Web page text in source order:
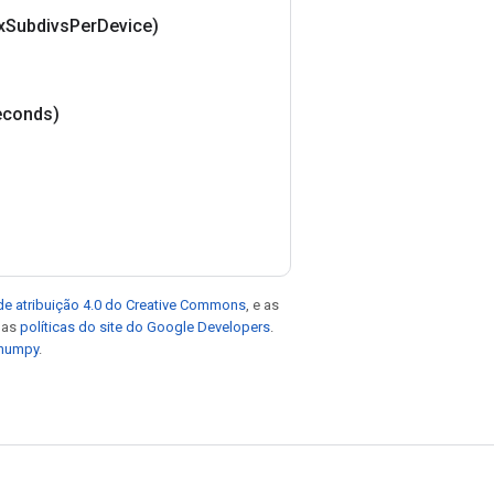
SubdivsPerDevice)
atribuição 4.0 do Creative Commons , e as
políticas do site do Google Developers
.